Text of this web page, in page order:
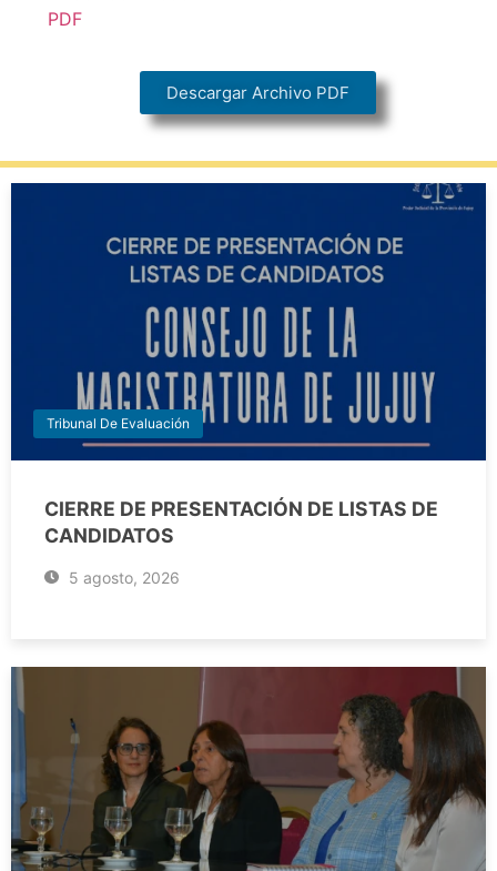
PDF
Descargar Archivo PDF
Tribunal De Evaluación
CIERRE DE PRESENTACIÓN DE LISTAS DE
CANDIDATOS
5 agosto, 2026